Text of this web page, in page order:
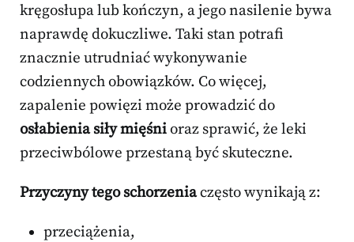
kręgosłupa lub kończyn, a jego nasilenie bywa
naprawdę dokuczliwe. Taki stan potrafi
znacznie utrudniać wykonywanie
codziennych obowiązków. Co więcej,
zapalenie powięzi może prowadzić do
osłabienia siły mięśnioraz sprawić, że leki
przeciwbólowe przestaną być skuteczne.
Przyczyny tego schorzeniaczęsto wynikają z:
przeciążenia,